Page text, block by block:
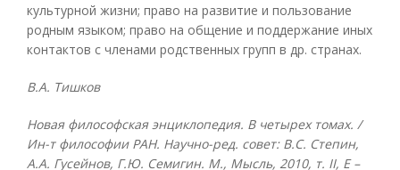
культурной жизни; право на развитие и пользование
родным языком; право на общение и поддержание иных
контактов с членами родственных групп в др. странах.
В.А. Тишков
Новая философская энциклопедия. В четырех томах. /
Ин-т философии РАН. Научно-ред. совет: В.С. Степин,
А.А. Гусейнов, Г.Ю. Семигин. М., Мысль, 2010, т. II, Е –